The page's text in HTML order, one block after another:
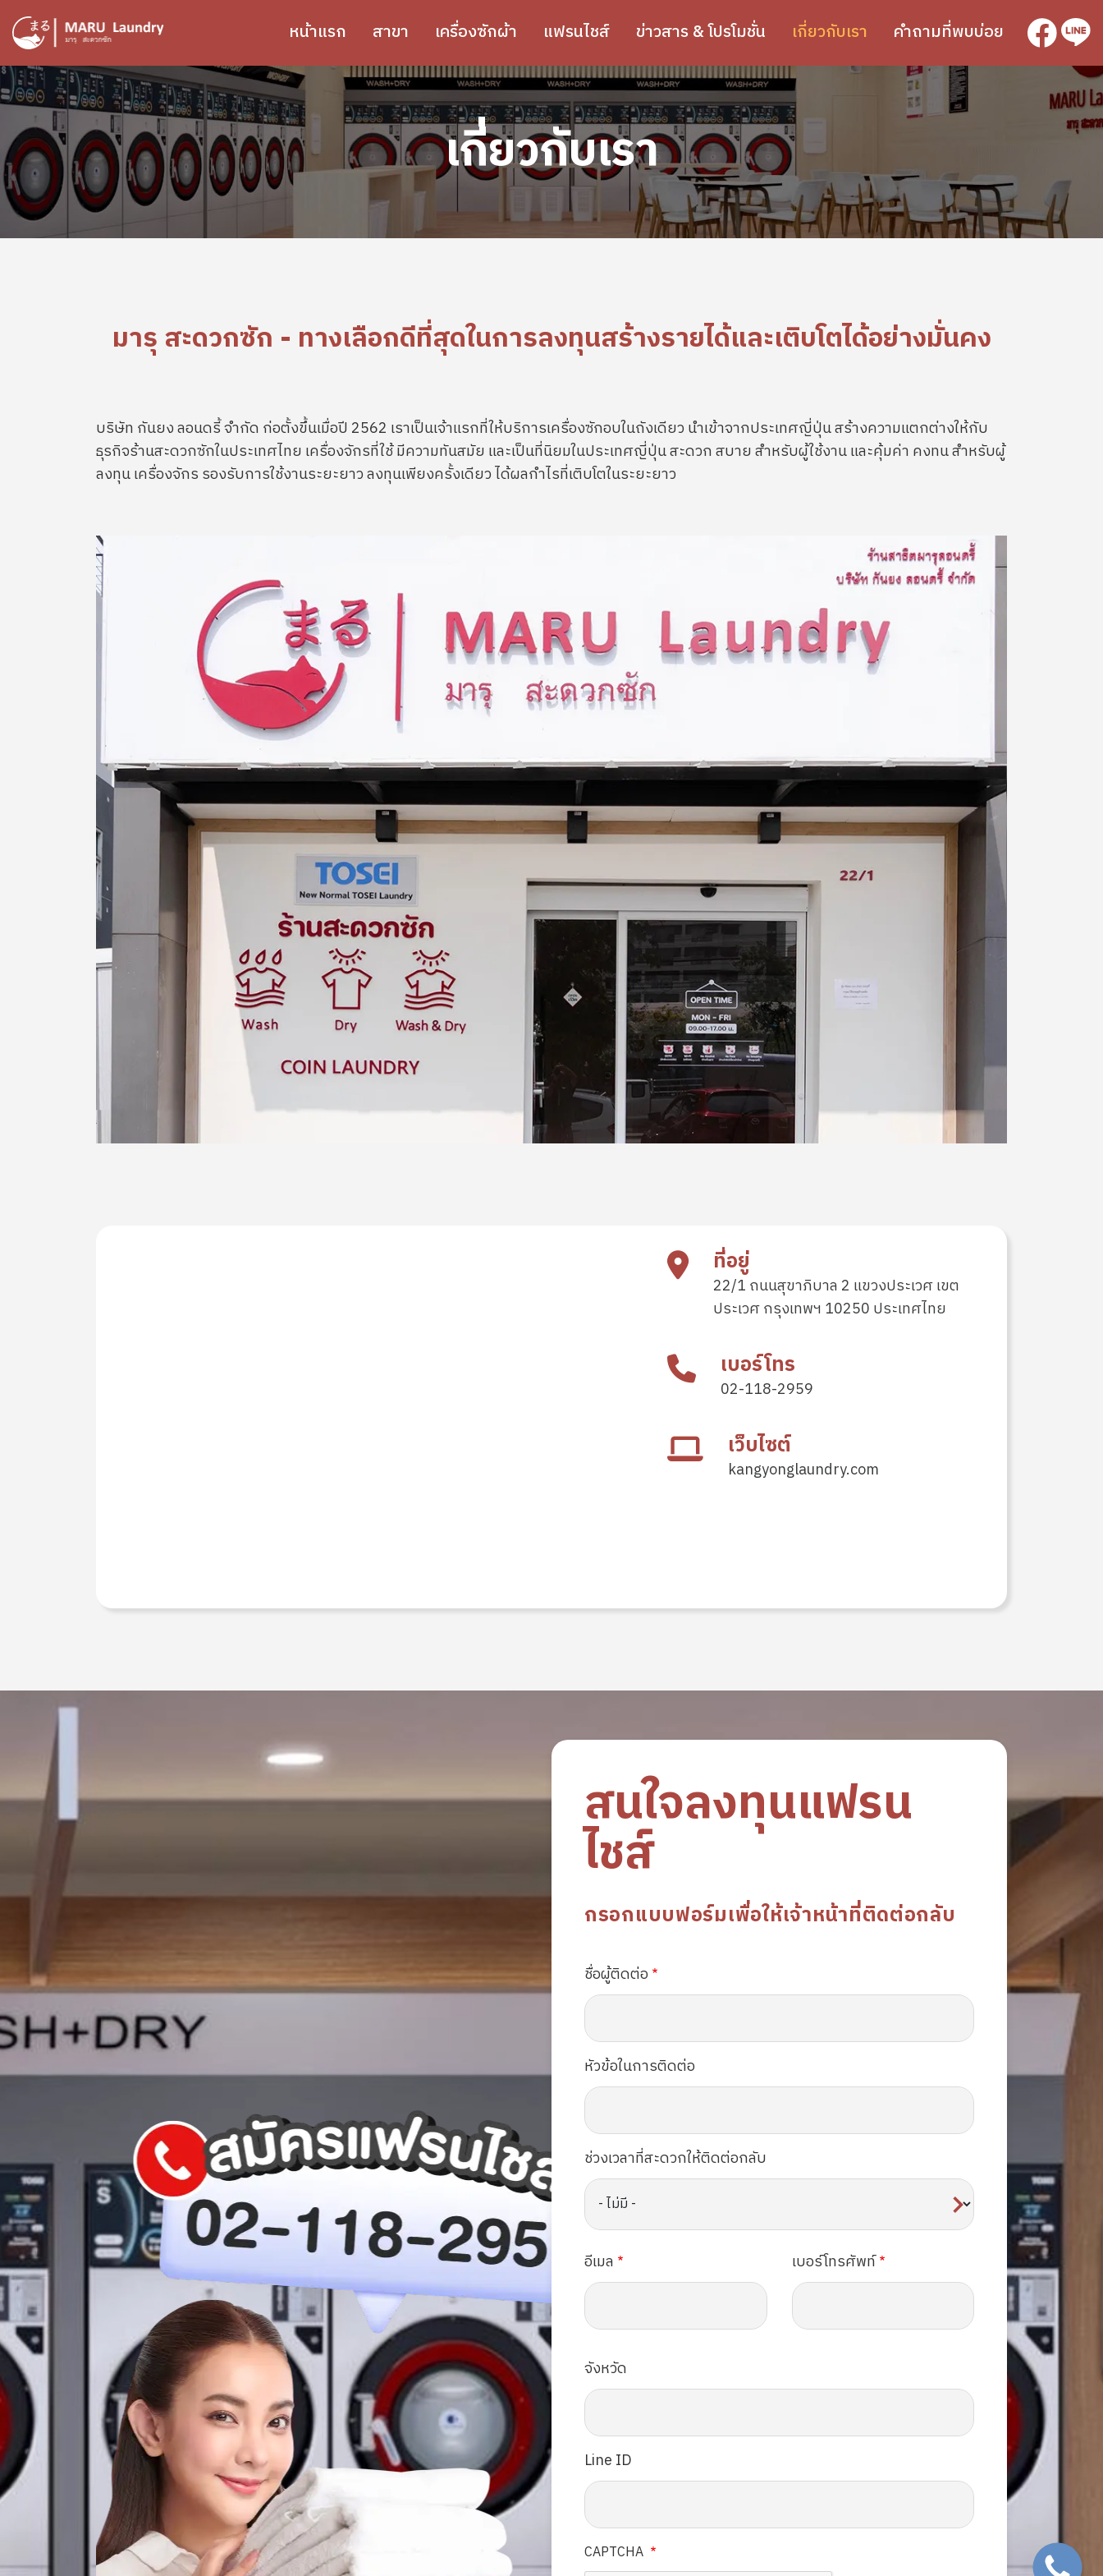
ข้ามไปยังเนื้อหาหลัก
หน้าแรก สาขา เครื่องซักผ้า แฟรนไชส์ ข่าวสาร & โปรโมชั่น เกี่ยวกับเรา คำถามที่พบบ่อย SVG SVG
Image
เกี่ยวกับเรา
มารุ สะดวกซัก - ทางเลือกดีที่สุดในการลงทุนสร้างรายได้และเติบโตได้อย่างมั่นคง
บริษัท กันยง ลอนดรี้ จำกัด ก่อตั้งขึ้นเมื่อปี 2562 เราเป็นเจ้าแรกที่ให้บริการเครื่องซักอบในถังเดียว นำเข้าจากประเทศญี่ปุ่น สร้างความแตกต่างให้กับ
ธุรกิจร้านสะดวกซักในประเทศไทย เครื่องจักรที่ใช้ มีความทันสมัย และเป็นที่นิยมในประเทศญี่ปุ่น สะดวก สบาย สำหรับผู้ใช้งาน และคุ้มค่า คงทน สำหรับผู้
ลงทุน เครื่องจักร รองรับการใช้งานระยะยาว ลงทุนเพียงครั้งเดียว ได้ผลกำไรที่เติบโตในระยะยาว
Image
Image
Image
Image
Image
ที่อยู่
22/1 ถนนสุขาภิบาล 2 แขวงประเวศ เขต
ประเวศ กรุงเทพฯ 10250 ประเทศไทย
เบอร์โทร
02-118-2959
เว็บไซต์
kangyonglaundry.com
สนใจลงทุนแฟรน
ไชส์
กรอกแบบฟอร์มเพื่อให้เจ้าหน้าที่ติดต่อกลับ
ชื่อผู้ติดต่อ
หัวข้อในการติดต่อ
ช่วงเวลาที่สะดวกให้ติดต่อกลับ
อีเมล เบอร์โทรศัพท์
จังหวัด
Line ID
CAPTCHA SVG